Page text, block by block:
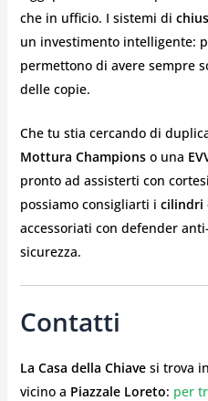
che in ufficio. I sistemi di
un investimento intelligente:
permettono di avere sempre
delle copie.
Che tu stia cercando di
Mottura Championso una
pronto ad assisterti con
possiamo consigliarti i cilindri
accessoriati con defender
sicurezza.
Contatti
La Casa della Chiavesi trova in
vicino a Piazzale Loreto: per